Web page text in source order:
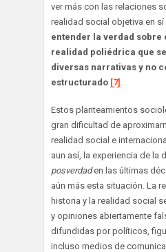
ver más con las relaciones
realidad social objetiva en sí
entender la verdad sobre
realidad poliédrica que
diversas narrativas y no
estructurado [7]
Estos planteamientos
gran dificultad de
realidad social e
aun así, la experiencia de la
posverdaden las últimas
aún más esta situación. La
historia y la realidad social
y opiniones abiertamente
difundidas por políticos,
incluso medios de